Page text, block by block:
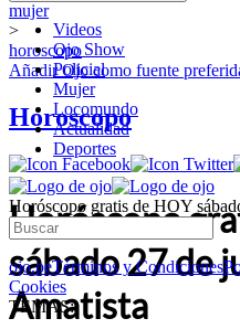
Videos
Ojo Show
Policial
Mujer
Locomundo
Actualidad
Deportes
Horóscopo gratis de HOY
ojo.peTérminos y Condiciones
Cookies
TEMAS:
mujer
>
horoscopo
AñadirOjocomo fuente
Horoscopo
Horóscopo
sábado 27 de
Amatista